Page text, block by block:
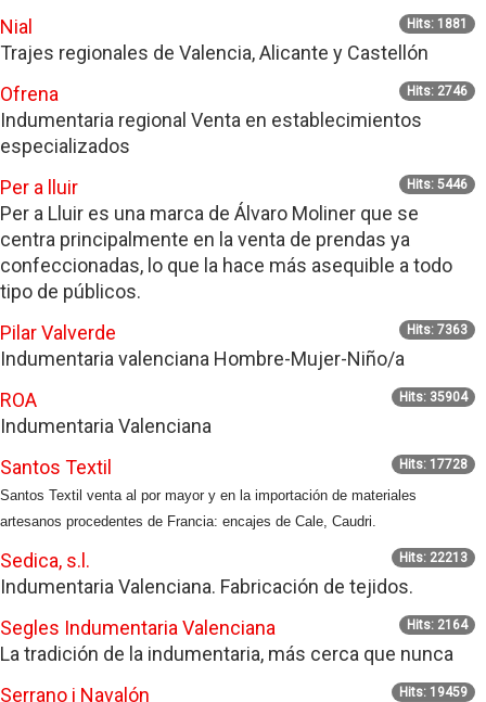
Hits: 1881
Nial
Trajes regionales de Valencia, Alicante y Castellón
Hits: 2746
Ofrena
Indumentaria regional Venta en establecimientos
especializados
Hits: 5446
Per a lluir
Per a Lluir es una marca de Álvaro Moliner que se
centra principalmente en la venta de prendas ya
confeccionadas, lo que la hace más asequible a todo
tipo de públicos.
Hits: 7363
Pilar Valverde
Indumentaria valenciana Hombre-Mujer-Niño/a
Hits: 35904
ROA
Indumentaria Valenciana
Hits: 17728
Santos Textil
Santos Textil venta al por mayor y en la importación de materiales
artesanos procedentes de Francia: encajes de Cale, Caudri.
Hits: 22213
Sedica, s.l.
Indumentaria Valenciana. Fabricación de tejidos.
Hits: 2164
Segles Indumentaria Valenciana
La tradición de la indumentaria, más cerca que nunca
Hits: 19459
Serrano i Navalón